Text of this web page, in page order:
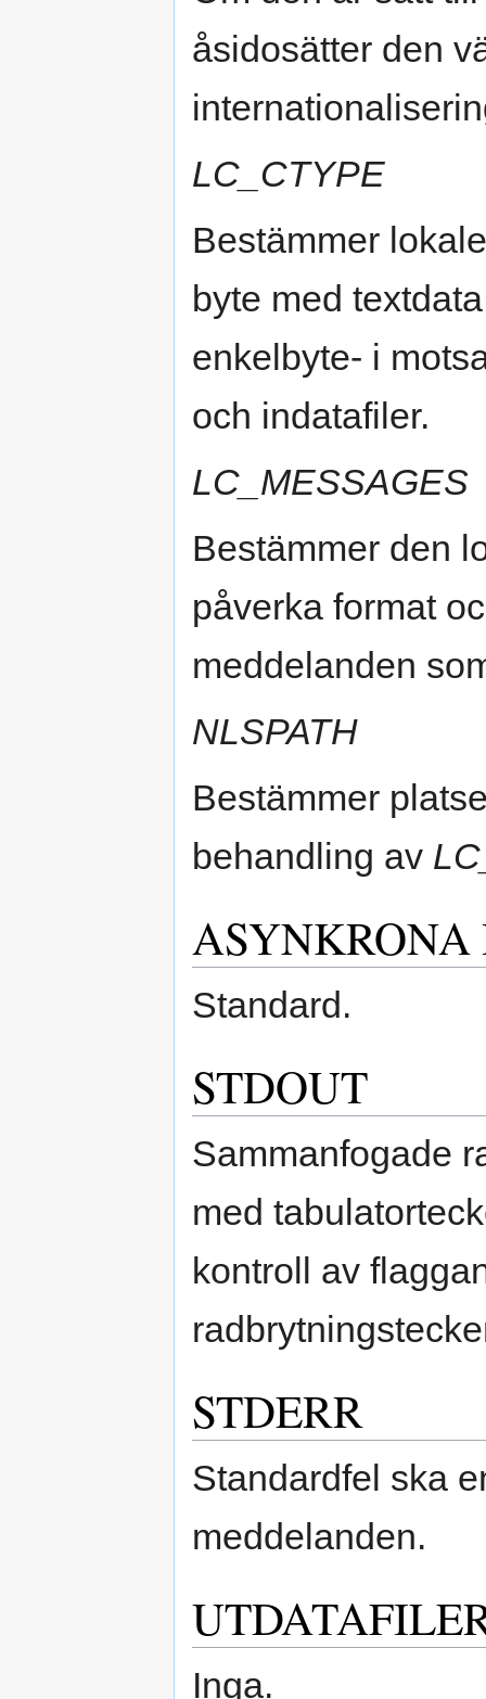
åsidosätter den
LC_CTYPE
Bestämmer
byte med
enkelbyte- i
och indatafiler.
LC_MESSAGES
Bestämmer den
påverka format
meddelanden
NLSPATH
Bestämmer
behandling av
ASYNKRONA
Standard.
STDOUT
Sammanfogade
med
kontroll av
STDERR
Standardfel ska
meddelanden.
Inga.